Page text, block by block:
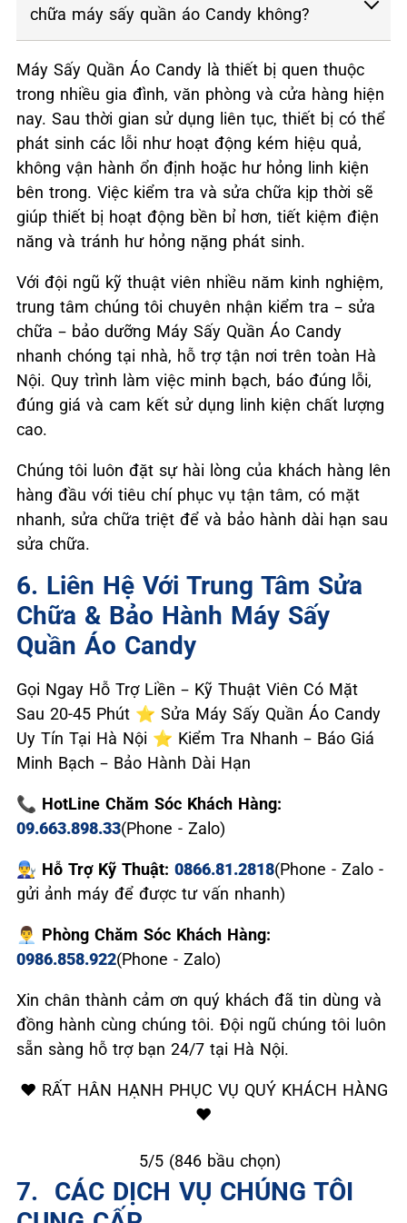
chữa máy sấy quần áo Candy không?
Máy Sấy Quần Áo Candy là thiết bị quen thuộc
trong nhiều gia đình, văn phòng và cửa hàng hiện
nay. Sau thời gian sử dụng liên tục, thiết bị có thể
phát sinh các lỗi như hoạt động kém hiệu quả,
không vận hành ổn định hoặc hư hỏng linh kiện
bên trong. Việc kiểm tra và sửa chữa kịp thời sẽ
giúp thiết bị hoạt động bền bỉ hơn, tiết kiệm điện
năng và tránh hư hỏng nặng phát sinh.
Với đội ngũ kỹ thuật viên nhiều năm kinh nghiệm,
trung tâm chúng tôi chuyên nhận kiểm tra – sửa
chữa – bảo dưỡng Máy Sấy Quần Áo Candy
nhanh chóng tại nhà, hỗ trợ tận nơi trên toàn Hà
Nội. Quy trình làm việc minh bạch, báo đúng lỗi,
đúng giá và cam kết sử dụng linh kiện chất lượng
cao.
Chúng tôi luôn đặt sự hài lòng của khách hàng lên
hàng đầu với tiêu chí phục vụ tận tâm, có mặt
nhanh, sửa chữa triệt để và bảo hành dài hạn sau
sửa chữa.
6. Liên Hệ Với Trung Tâm Sửa
Chữa & Bảo Hành Máy Sấy
Quần Áo Candy
Gọi Ngay Hỗ Trợ Liền – Kỹ Thuật Viên Có Mặt
Sau 20-45 Phút ⭐ Sửa Máy Sấy Quần Áo Candy
Uy Tín Tại Hà Nội ⭐ Kiểm Tra Nhanh – Báo Giá
Minh Bạch – Bảo Hành Dài Hạn
📞 HotLine Chăm Sóc Khách Hàng:
09.663.898.33(Phone - Zalo)
👨‍🔧 Hỗ Trợ Kỹ Thuật: 0866.81.2818(Phone - Zalo -
gửi ảnh máy để được tư vấn nhanh)
👨‍💼 Phòng Chăm Sóc Khách Hàng:
0986.858.922(Phone - Zalo)
Xin chân thành cảm ơn quý khách đã tin dùng và
đồng hành cùng chúng tôi. Đội ngũ chúng tôi luôn
sẵn sàng hỗ trợ bạn 24/7 tại Hà Nội.
❤️ RẤT HÂN HẠNH PHỤC VỤ QUÝ KHÁCH HÀNG
❤️
5/5 (846 bầu chọn)
7. ️ CÁC DỊCH VỤ CHÚNG TÔI